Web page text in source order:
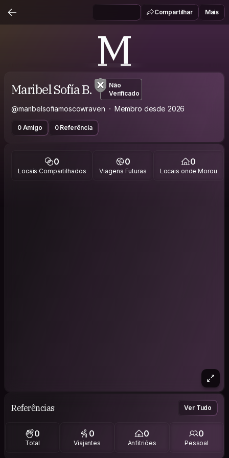
Compartilhar Mais
M
Maribel Sofía B.
Não
Verificado
@maribelsofiamoscowraven Membro desde 2026
0 Amigo 0 Referência
0
Locais Compartilhados
0
Viagens Futuras
0
Locais onde Morou
Referências Ver Tudo
0
Total
0
Viajantes
0
Anfitriões
0
Pessoal